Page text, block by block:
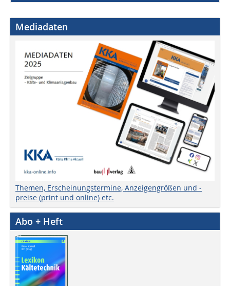
Mediadaten
Themen, Erscheinungstermine, Anzeigengrößen und -
preise (print und online) etc.
Abo + Heft